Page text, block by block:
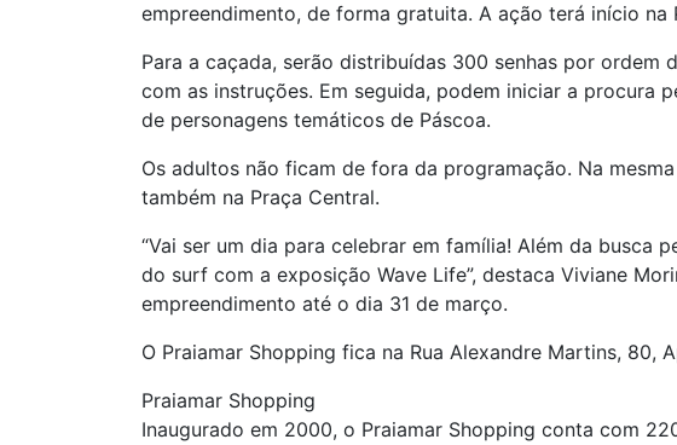
empreendimento, de forma gratuita. A ação terá início na
Para a caçada, serão distribuídas 300 senhas por
com as instruções. Em seguida, podem iniciar a procura
de personagens temáticos de Páscoa.
Os adultos não ficam de fora da programação. Na
também na Praça Central.
“Vai ser um dia para celebrar em família! Além da busca
do surf com a exposição Wave Life”, destaca Viviane
empreendimento até o dia 31 de março.
O Praiamar Shopping fica na Rua Alexandre Martins, 80,
Praiamar Shopping
Inaugurado em 2000, o Praiamar Shopping conta com